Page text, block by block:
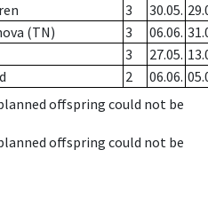
3 30.05.
(TN) 3 06.06.
3 27.05.
2 06.06.
offspring could not be
offspring could not be